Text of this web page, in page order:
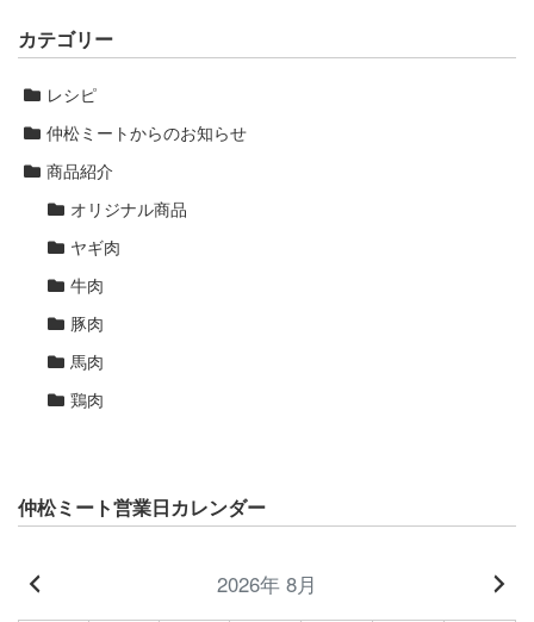
カテゴリー
レシピ
仲松ミートからのお知らせ
商品紹介
オリジナル商品
ヤギ肉
牛肉
豚肉
馬肉
鶏肉
仲松ミート営業日カレンダー
2026年 8月